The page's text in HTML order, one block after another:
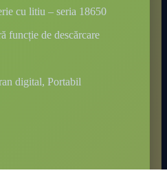
cu litiu – seria 18650
funcție de descărcare
digital, Portabil